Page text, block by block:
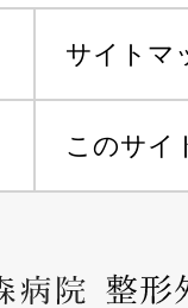
サイトマ
このサイ